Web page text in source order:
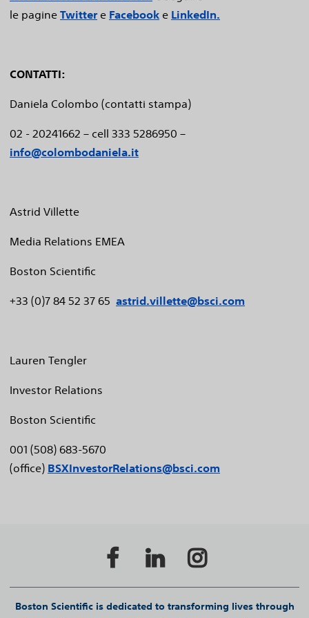
le pagine Twittere Facebook e LinkedIn.
CONTATTI:
Daniela Colombo (contatti stampa)
02 - 20241662 – cell 333 5286950 –
info@colombodaniela.it
Astrid Villette
Media Relations EMEA
Boston Scientific
+33 (0)7 84 52 37 65 astrid.villette@bsci.com
Lauren Tengler
Investor Relations
Boston Scientific
001 (508) 683-5670
(office) BSXInvestorRelations@bsci.com
Boston Scientific is dedicated to transforming lives through